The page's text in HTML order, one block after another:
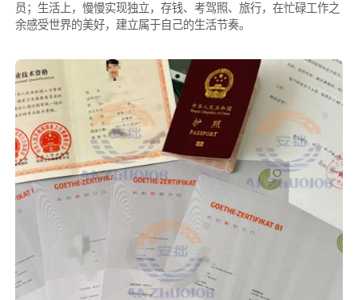
员；生活上，慢慢实现独立，存钱、考驾照、旅行，在忙碌工作之
余感受世界的美好，建立属于自己的生活节奏。